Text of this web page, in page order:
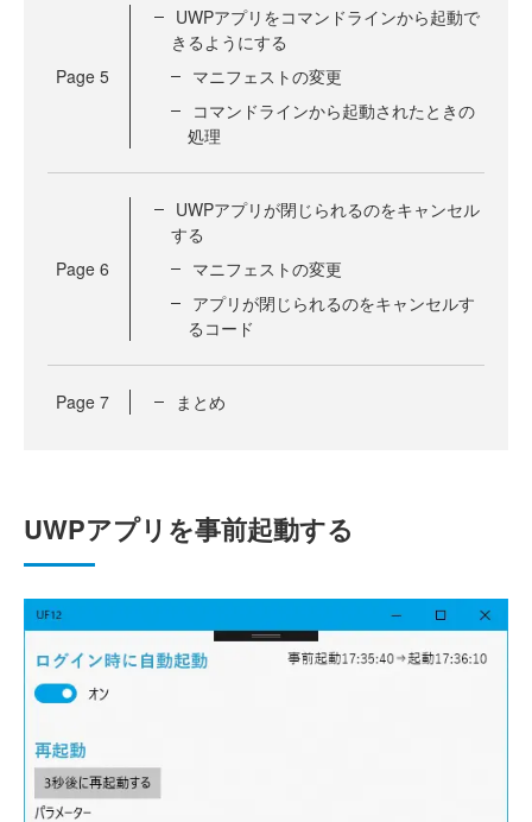
Page 5
UWPアプリをコマンドラインから起動で
きるようにする
マニフェストの変更
コマンドラインから起動されたときの
処理
Page 6
UWPアプリが閉じられるのをキャンセル
する
マニフェストの変更
アプリが閉じられるのをキャンセルす
るコード
Page 7 まとめ
UWPアプリを事前起動する